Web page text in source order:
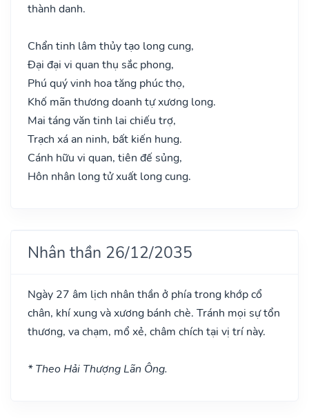
thành danh.
Chẩn tinh lâm thủy tạo long cung,
Đại đại vi quan thụ sắc phong,
Phú quý vinh hoa tăng phúc thọ,
Khố mãn thương doanh tự xương long.
Mai táng văn tinh lai chiếu trợ,
Trạch xá an ninh, bất kiến hung.
Cánh hữu vi quan, tiên đế sủng,
Hôn nhân long tử xuất long cung.
Nhân thần 26/12/2035
Ngày 27 âm lịch nhân thần ở phía trong khớp cổ
chân, khí xung và xương bánh chè. Tránh mọi sự tổn
thương, va chạm, mổ xẻ, châm chích tại vị trí này.
* Theo Hải Thượng Lãn Ông.